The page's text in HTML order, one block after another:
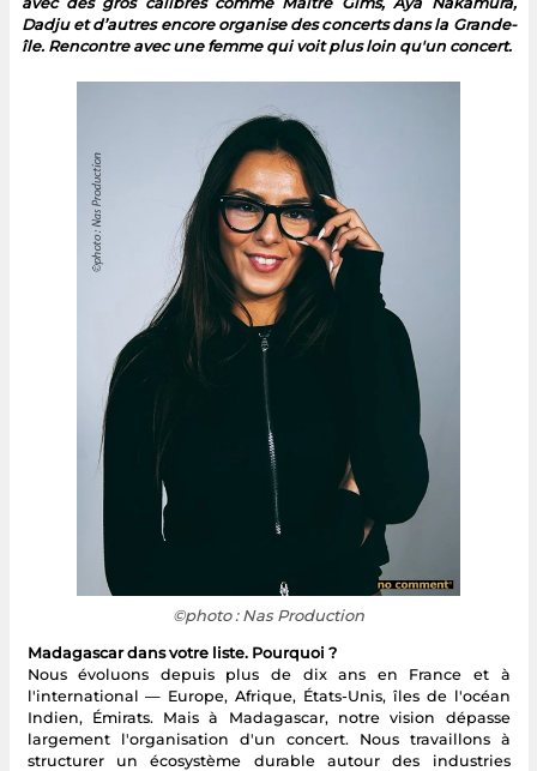
Dadju et d’autres encore organise des concerts dans la Grande-
île. Rencontre avec une femme qui voit plus loin qu'un concert.
©photo : Nas Production
Madagascar dans votre liste. Pourquoi ?
Nous évoluons depuis plus de dix ans en France et à
l'international — Europe, Afrique, États-Unis, îles de l'océan
Indien, Émirats. Mais à Madagascar, notre vision dépasse
largement l'organisation d'un concert. Nous travaillons à
structurer un écosystème durable autour des industries